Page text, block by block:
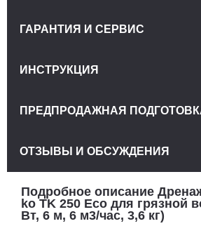
Подробное описание
ko TK 250 Eco для грязной
Вт, 6 м, 6 м3/час, 3,6 кг)
ГАРАНТИЯ И СЕРВИС
ИНСТРУКЦИЯ
ПРЕДПРОДАЖНАЯ
ОТЗЫВЫ И ОБСУЖДЕНИЯ